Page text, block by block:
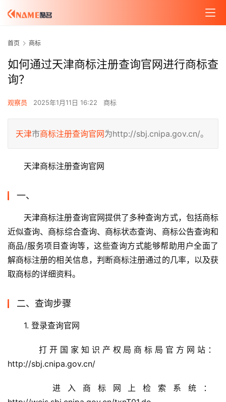
首页 商标
如何通过天津商标注册查询官网进行商标查
询？
观察员 2025年1月11日 16:22 商标
天津市商标注册查询官网为http://sbj.cnipa.gov.cn/。
天津商标注册查询官网
一、
天津商标注册查询官网提供了多种查询方式，包括商标
近似查询、商标综合查询、商标状态查询、商标公告查询和
商品/服务项目查询等，这些查询方式能够帮助用户全面了
解商标注册的相关信息，判断商标注册通过的几率，以及获
取商标的详细资料。
二、查询步骤
1. 登录查询官网
http://sbj.cnipa.gov.cn/